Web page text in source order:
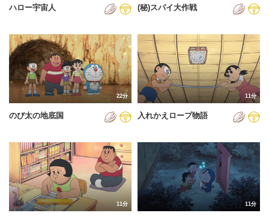
ハロー宇宙人 (秘)スパイ大作戦
22分
のび太の地底国
11分
入れかえロープ物語
11分 11分